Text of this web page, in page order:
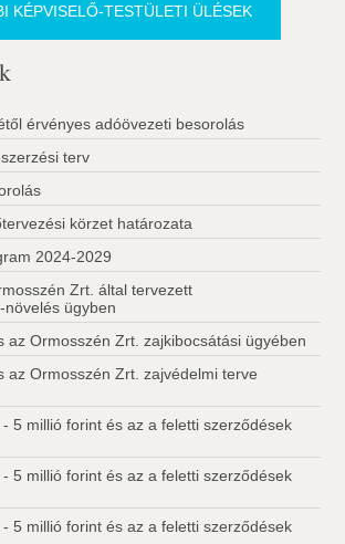
KÉPVISELŐ-TESTÜLETI ÜLÉSEK
érvényes adóövezeti besorolás
terv
körzet határozata
2024-2029
Zrt. által tervezett
növelés ügyben
az Ormosszén Zrt. zajkibocsátási ügyében
az Ormosszén Zrt. zajvédelmi terve
5 millió forint és az a feletti szerződések
5 millió forint és az a feletti szerződések
5 millió forint és az a feletti szerződések